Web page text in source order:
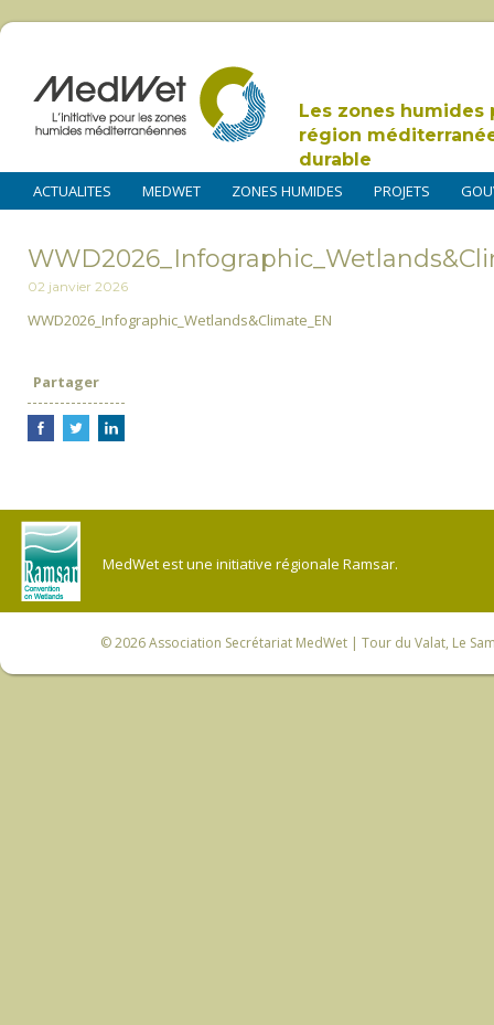
Les zones humides
région
durable
ACTUALITES MEDWET ZONES HUMIDES PROJETS
02 janvier 2026
WWD2026_Infographic_Wetlands&Climate_EN
Partager
MedWet est une initiative régionale Ramsar.
© 2026Association Secrétariat MedWet | Tour du Valat, Le